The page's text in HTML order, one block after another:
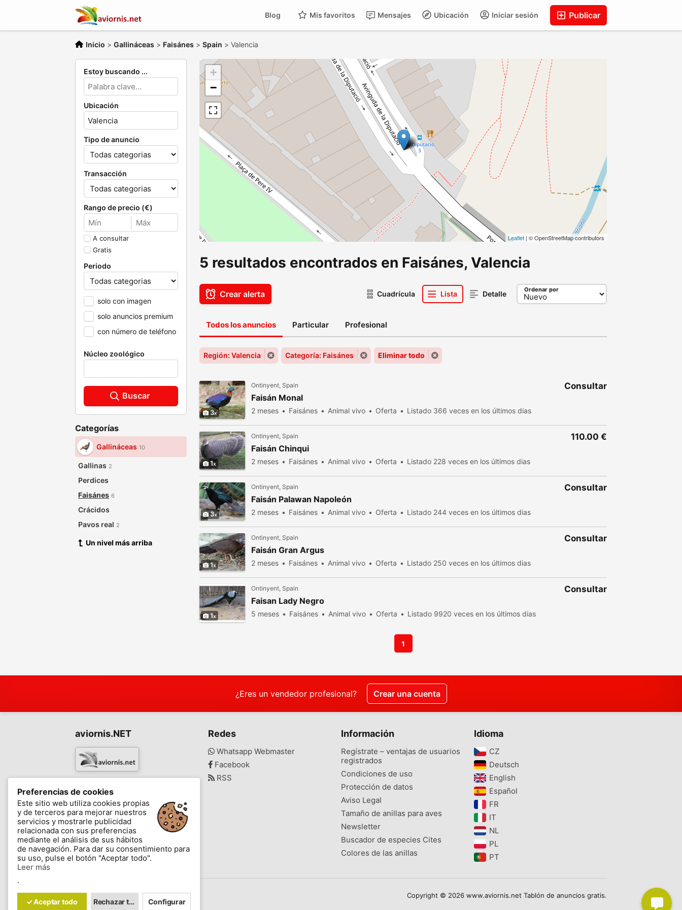
Publicar
Iniciar sesión
Ubicación
Mensajes
Mis favoritos
Blog
Inicio > Gallináceas > Faisánes > Spain > Valencia
Estoy buscando ...
Ubicación
Tipo de anuncio
Transacción
Rango de precio (€)
A consultar
Gratis
Periodo
solo con imagen
solo anuncios premium
con número de teléfono
Núcleo zoológico
Buscar
Categorías
Gallináceas 10
Gallinas 2
Perdices
Faisánes 6
Crácidos
Pavos real 2
Un nivel más arriba
+
−
Leaflet | © OpenStreetMap contributors
5 resultados encontrados en Faisánes, Valencia
Crear alerta Cuadrícula Lista Detalle Ordenar por
Todos los anuncios Particular Profesional
Región: Valencia Categoría: Faisánes Eliminar todo
3
Ontinyent, Spain
Faisán Monal
2 meses Faisánes Animal vivo Oferta Listado 366 veces en los últimos dias
Consultar
1
Ontinyent, Spain
Faisán Chinqui
2 meses Faisánes Animal vivo Oferta Listado 228 veces en los últimos dias
110.00 €
3
Ontinyent, Spain
Faisán Palawan Napoleón
2 meses Faisánes Animal vivo Oferta Listado 244 veces en los últimos dias
Consultar
1
Ontinyent, Spain
Faisán Gran Argus
2 meses Faisánes Animal vivo Oferta Listado 250 veces en los últimos dias
Consultar
1
Ontinyent, Spain
Faisan Lady Negro
5 meses Faisánes Animal vivo Oferta Listado 9920 veces en los últimos dias
Consultar
1
¿Eres un vendedor profesional? Crear una cuenta
aviornis.NET
-
Mensajes Mis favoritos Blog
Redes
Whatsapp Webmaster
Facebook
RSS
Información
Regístrate – ventajas de usuarios
registrados
Condiciones de uso
Protección de datos
Aviso Legal
Tamaño de anillas para aves
Newsletter
Buscador de especies Cites
Colores de las anillas
Idioma
CZ‎
Deutsch‎
English‎
Español‎
FR‎
IT‎
NL‎
PL‎
PT‎
Preferencias de cookies
Este sitio web utiliza cookies propias
y de terceros para mejorar nuestros
servicios y mostrarle publicidad
relacionada con sus preferencias
mediante el análisis de sus hábitos
de navegación. Para dar su consentimiento para
su uso, pulse el botón "Aceptar todo".
Leer más
.
✓ Aceptar todo Rechazar todo Configurar
Contáctenos Copyright © 2026 www.aviornis.net Tablón de anuncios gratis.